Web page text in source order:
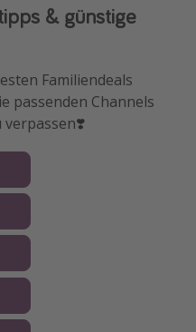
& günstige
Familiendeals
passenden Channels
verpassen❣️